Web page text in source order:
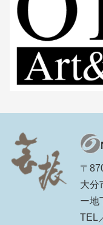
〒
大分
ー地
TEL